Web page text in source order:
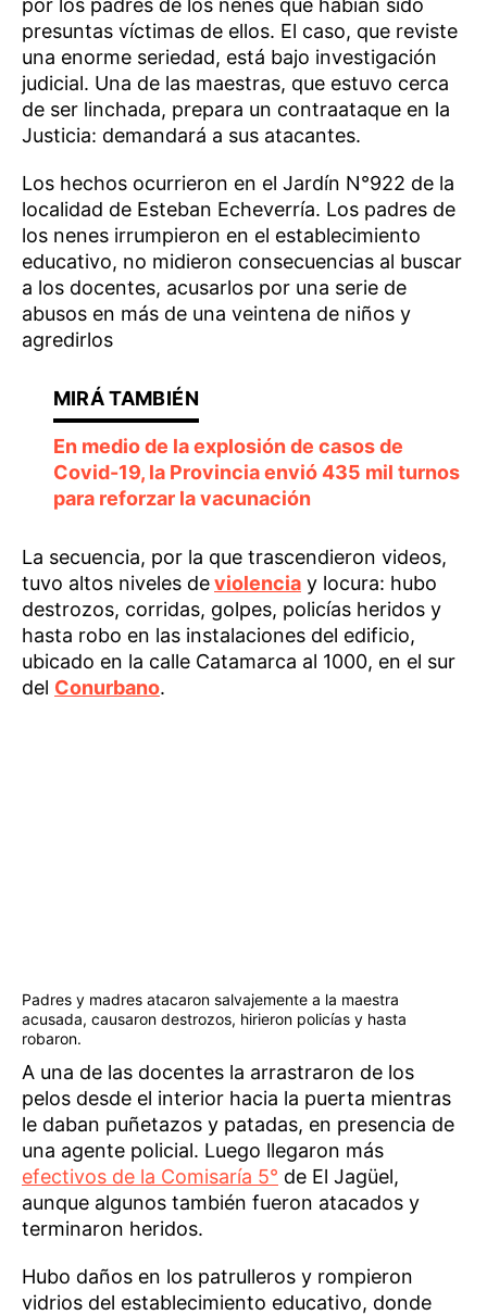
por los padres de los nenes que habían sido
presuntas víctimas de ellos. El caso, que reviste
una enorme seriedad, está bajo investigación
judicial. Una de las maestras, que estuvo cerca
de ser linchada, prepara un contraataque en la
Justicia: demandará a sus atacantes.
Los hechos ocurrieron en el Jardín N°922 de la
localidad de Esteban Echeverría. Los padres de
los nenes irrumpieron en el establecimiento
educativo, no midieron consecuencias al buscar
a los docentes, acusarlos por una serie de
abusos en más de una veintena de niños y
agredirlos
En medio de la explosión de casos de
Covid-19, la Provincia envió 435 mil turnos
para reforzar la vacunación
La secuencia, por la que trascendieron videos,
tuvo altos niveles deviolencia y locura: hubo
destrozos, corridas, golpes, policías heridos y
hasta robo en las instalaciones del edificio,
ubicado en la calle Catamarca al 1000, en el sur
del Conurbano.
Padres y madres atacaron salvajemente a la maestra
acusada, causaron destrozos, hirieron policías y hasta
robaron.
A una de las docentes la arrastraron de los
pelos desde el interior hacia la puerta mientras
le daban puñetazos y patadas, en presencia de
una agente policial. Luego llegaron más
efectivos de la Comisaría 5° de El Jagüel,
aunque algunos también fueron atacados y
terminaron heridos.
Hubo daños en los patrulleros y rompieron
vidrios del establecimiento educativo, donde